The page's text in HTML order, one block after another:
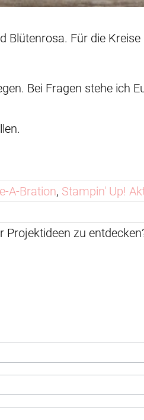
Für die
Bei Fragen stehe ich
A-Bration, Stampin' Up!
zu